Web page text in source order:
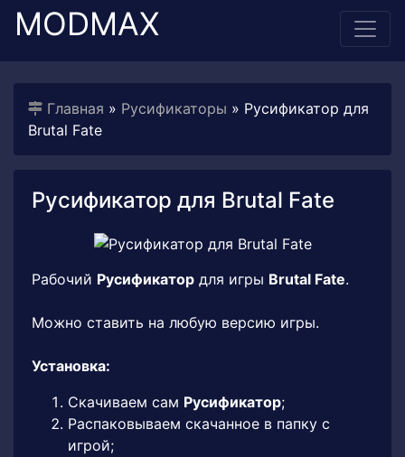
MODMAX
Главная » Русификаторы » Русификатор для
Brutal Fate
Русификатор для Brutal Fate
Рабочий Русификатор для игры Brutal Fate.
Можно ставить на любую версию игры.
Установка:
Скачиваем сам Русификатор;
Распаковываем скачанное в папку с
игрой;